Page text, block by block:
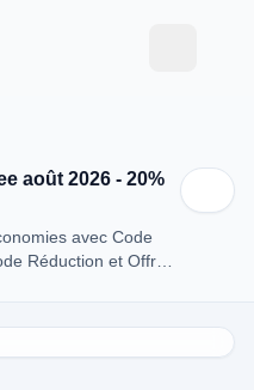
août 2026 - 20%
avec Code
Réduction et Offres